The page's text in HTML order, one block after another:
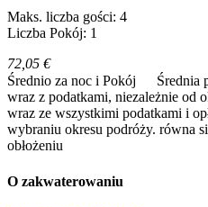
Maks. liczba gości: 4
Liczba Pokój: 1
72,05 €
Średnio za noc i Pokój
Średnia
wraz z podatkami, niezależnie od
wraz ze wszystkimi podatkami i
wybraniu okresu podróży. równa
obłożeniu
O zakwaterowaniu